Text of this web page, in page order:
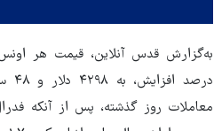
به‌گزارش قدس آنلاین، قیمت هر
معاملات روز گذشته، پس از آنکه